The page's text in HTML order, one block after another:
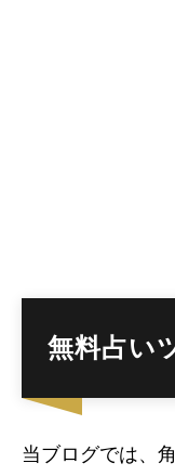
無料占い
当ブログでは、